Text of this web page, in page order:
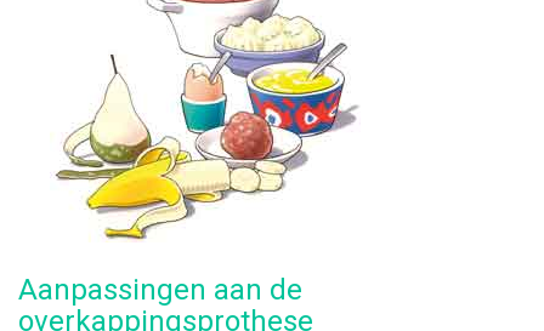
Aanpassingen aan de
overkappingsprothese